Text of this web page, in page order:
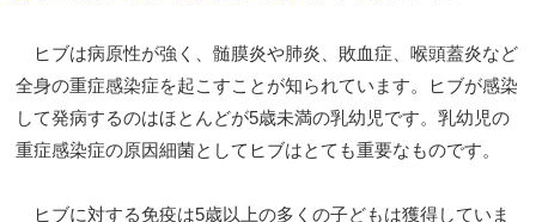
ヒブは病原性が強く、髄膜炎や肺炎、敗血症、喉頭蓋炎など
全身の重症感染症を起こすことが知られています。ヒブが感染
して発病するのはほとんどが5歳未満の乳幼児です。乳幼児の
重症感染症の原因細菌としてヒブはとても重要なものです。
ヒブに対する免疫は5歳以上の多くの子どもは獲得していま